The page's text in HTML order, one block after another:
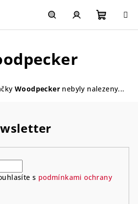
HledatPřihlášení
Woodpecker nebyly nalezeny...
s podmínkami ochrany